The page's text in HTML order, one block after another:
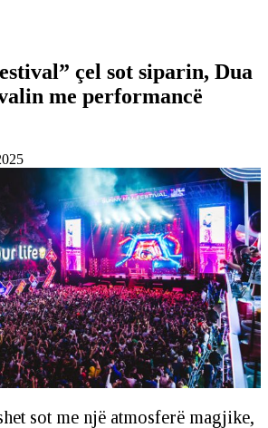
çel sot siparin, Dua
me performancë
sot me një atmosferë magjike,